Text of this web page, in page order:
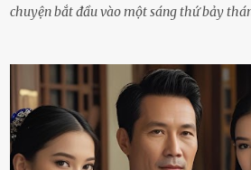
chuyện bắt đầu vào một sáng thứ bảy
không kém. Ông Minh, vốn là một người
hôm ấy lại đặc biệt vui vẻ. Ông chuẩn bị
cùng cô con gái 8 tuổi tên Thảo. “Em ở
con đi biển hai ngày, để nó được ngắm
sẽ kể cho em nghe cả tuần không hết